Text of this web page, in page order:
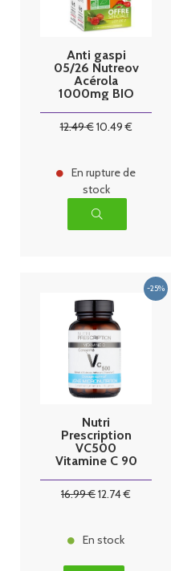
Anti gaspi
05/26 Nutreov
Acérola
1000mg BIO
cps
12.49€10.49€
En rupture de
stock
Nutri
Prescription
VC500
Vitamine C 90
16.99€12.74€
En stock